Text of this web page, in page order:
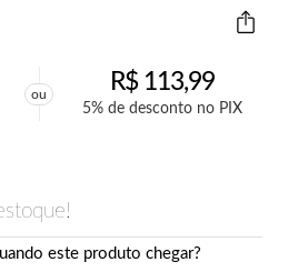
ou R$113,99
5% de desconto no PIX
este produto chegar?